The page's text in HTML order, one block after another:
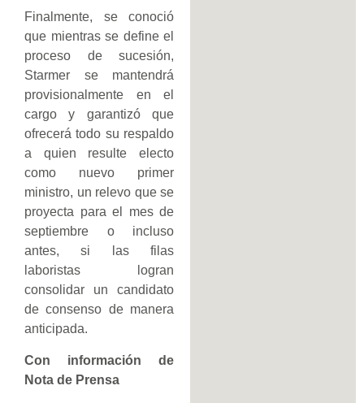
Finalmente, se conoció
que mientras se define el
proceso de sucesión,
Starmer se mantendrá
provisionalmente en el
cargo y garantizó que
ofrecerá todo su respaldo
a quien resulte electo
como nuevo primer
ministro, un relevo que se
proyecta para el mes de
septiembre o incluso
antes, si las filas
laboristas logran
consolidar un candidato
de consenso de manera
anticipada.
Con información de
Nota de Prensa